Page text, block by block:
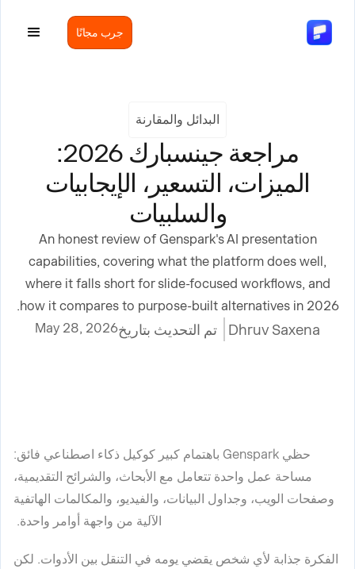
جرب مجانًا
البدائل والمقارنة
مراجعة جينسبارك 2026:
الميزات، التسعير، الإيجابيات
والسلبيات
An honest review of Genspark's AI presentation
capabilities, covering what the platform does well,
where it falls short for slide-focused workflows, and
how it compares to purpose-built alternatives in 2026.
Dhruv Saxena تم التحديث بتاريخMay 28, 2026
حظي Genspark باهتمام كبير كوكيل ذكاء اصطناعي فائق:
مساحة عمل واحدة تتعامل مع الأبحاث، والشرائح التقديمية،
وصفحات الويب، وجداول البيانات، والفيديو، والمكالمات الهاتفية
الآلية من واجهة أوامر واحدة.
الفكرة جذابة لأي شخص يقضي يومه في التنقل بين الأدوات. لكن